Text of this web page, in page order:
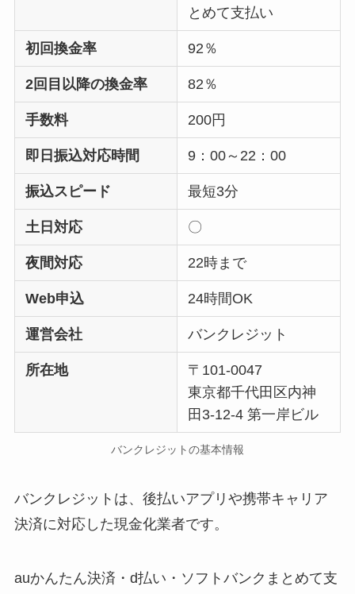
とめて支払い
初回換金率 92％
2回目以降の換金率 82％
手数料 200円
即日振込対応時間 9：00～22：00
振込スピード 最短3分
土日対応 〇
夜間対応 22時まで
Web申込 24時間OK
運営会社 バンクレジット
所在地
〒101-0047
東京都千代田区内神
田3-12-4 第一岸ビル
バンクレジットの基本情報
バンクレジットは、後払いアプリや携帯キャリア
決済に対応した現金化業者です。
auかんたん決済・d払い・ソフトバンクまとめて支